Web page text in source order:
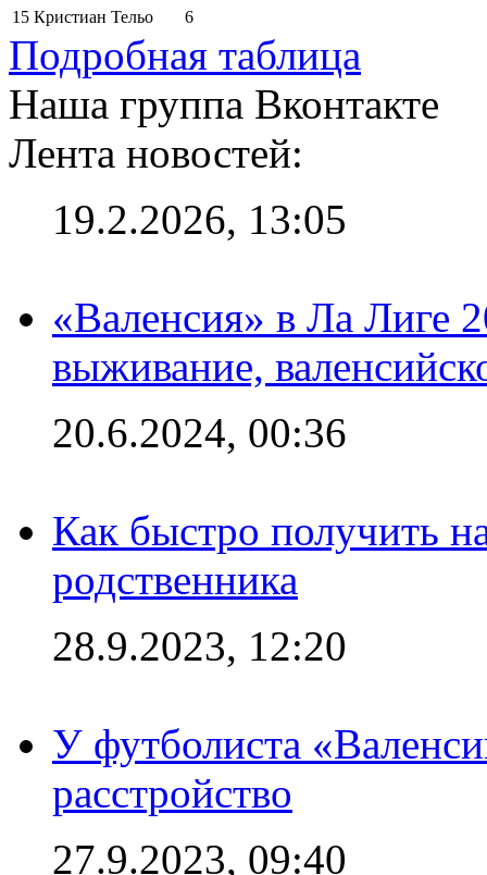
15 Кристиан Тельо 6
Подробная таблица
Наша группа Вконтакте
Лента новостей:
19.2.2026, 13:05
«Валенсия» в Ла Лиге
выживание,
20.6.2024, 00:36
Как быстро получить
родственника
28.9.2023, 12:20
У футболиста
расстройство
27.9.2023, 09:40